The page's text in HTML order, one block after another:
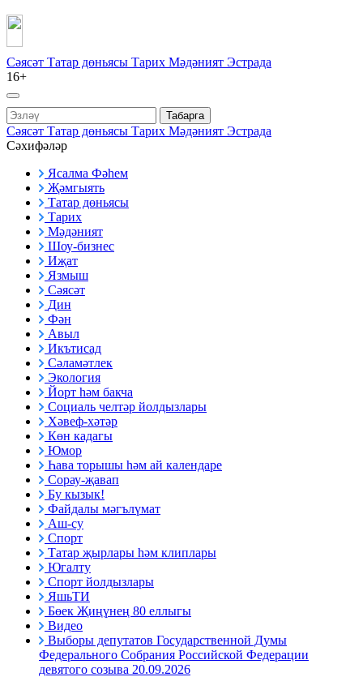
Сәясәт Татар дөньясы Тарих Мәдәният Эстрада
16+
Табарга
Сәясәт Татар дөньясы Тарих Мәдәният Эстрада
Сәхифәләр
Ясалма Фәһем
Җәмгыять
Татар дөньясы
Тарих
Мәдәният
Шоу-бизнес
Иҗат
Язмыш
Сәясәт
Дин
Фән
Авыл
Икътисад
Сәламәтлек
Экология
Йорт һәм бакча
Социаль челтәр йолдызлары
Хәвеф-хәтәр
Көн кадагы
Юмор
Һава торышы һәм ай календаре
Сорау-җавап
Бу кызык!
Файдалы мәгълүмат
Аш-су
Спорт
Татар җырлары һәм клиплары
Югалту
Спорт йолдызлары
ЯшьТИ
Бөек Җиңүнең 80 еллыгы
Видео
Выборы депутатов Государственной Думы
Федерального Собрания Российской Федерации
девятого созыва 20.09.2026